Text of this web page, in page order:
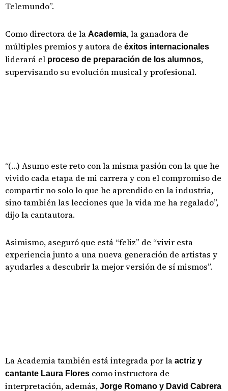
Telemundo”.
Como directora de la Academia, la ganadora de
múltiples premios y autora de éxitos internacionales
liderará el proceso de preparación de los alumnos,
supervisando su evolución musical y profesional.
“(…) Asumo este reto con la misma pasión con la que he
vivido cada etapa de mi carrera y con el compromiso de
compartir no solo lo que he aprendido en la industria,
sino también las lecciones que la vida me ha regalado”,
dijo la cantautora.
Asimismo, aseguró que está “feliz” de “vivir esta
experiencia junto a una nueva generación de artistas y
ayudarles a descubrir la mejor versión de sí mismos”.
La Academia también está integrada por la actriz y
cantante Laura Flores como instructora de
interpretación, además, Jorge Romano y David Cabrera